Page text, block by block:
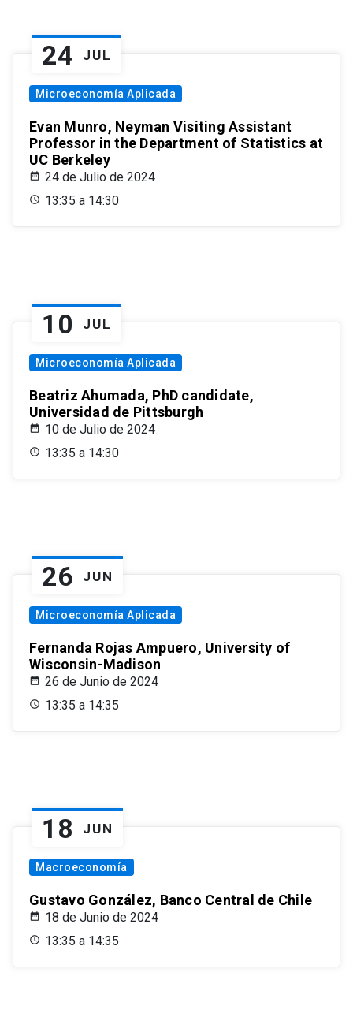
24 JUL
Microeconomía Aplicada
Evan Munro, Neyman Visiting Assistant
Professor in the Department of Statistics at
UC Berkeley
24 de Julio de 2024
13:35 a 14:30
10 JUL
Microeconomía Aplicada
Beatriz Ahumada, PhD candidate,
Universidad de Pittsburgh
10 de Julio de 2024
13:35 a 14:30
26 JUN
Microeconomía Aplicada
Fernanda Rojas Ampuero, University of
Wisconsin-Madison
26 de Junio de 2024
13:35 a 14:35
18 JUN
Macroeconomía
Gustavo González, Banco Central de Chile
18 de Junio de 2024
13:35 a 14:35